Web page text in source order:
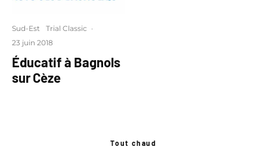
Sud-Est Trial Classic ·
23 juin 2018
Éducatif à Bagnols
sur Cèze
Tout chaud